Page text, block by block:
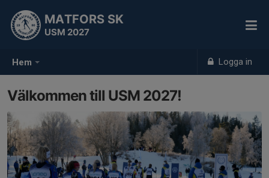
Hem Logga in
MATFORS SK
USM 2027
Välkommen till USM 2027!